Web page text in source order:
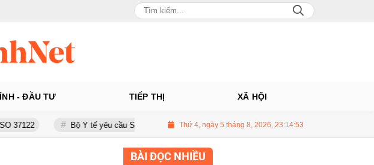
- ĐẦU TƯ TIẾP THỊ XÃ HỘI
Bộ Y tế yêu cầu Shopee, Lazada ngừng bán sản phẩm hỗ trợ giảm cân Slimaura Care x3
Thứ 4, ngày 5 tháng 8, 2026, 23:14:54
BÀI ĐỌC NHIỀU